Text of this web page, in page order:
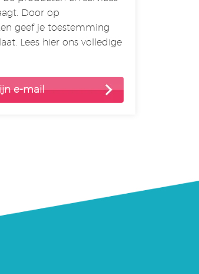
Door op
geef je toestemming
Lees hier ons volledige